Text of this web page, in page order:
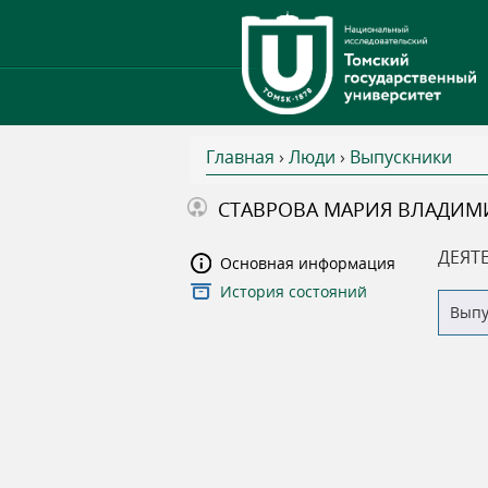
В
ы
з
Главная › Люди › Выпускники
СТАВРОВА МАРИЯ
Основная информация
История состояний